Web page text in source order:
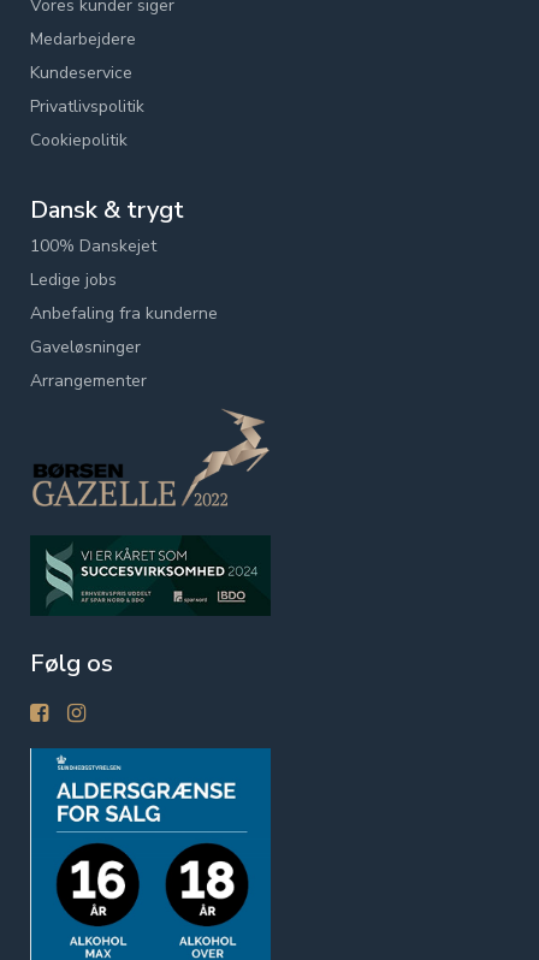
Vores kunder siger
Medarbejdere
Kundeservice
Privatlivspolitik
Cookiepolitik
Dansk & trygt
100% Danskejet
Ledige jobs
Anbefaling fra kunderne
Gaveløsninger
Arrangementer
Følg os